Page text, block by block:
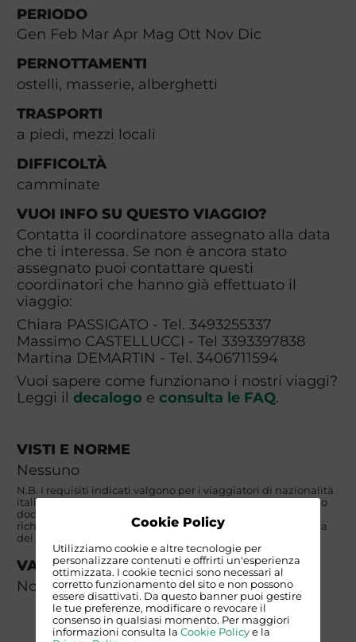
Cookie Policy
Utilizziamo cookie e altre tecnologie per
personalizzare contenuti e offrirti un'esperienza
ottimizzata. I cookie tecnici sono necessari al
corretto funzionamento del sito e non possono
essere disattivati. Da questo banner puoi gestire
le tue preferenze, modificare o revocare il
consenso in qualsiasi momento. Per maggiori
informazioni consulta la Cookie Policye la
PERIODO
Gen Feb Mar Apr Mag Ott Nov Dic
PERNOTTAMENTI
ostelli, masserie, alberghetti
TRASPORTI
a piedi, mezzi locali
DIFFICOLTÀ
camminate
VUOI INFO SU QUESTO VIAGGIO?
Contatta il coordinatore assegnato alla data
che ti interessa. Se non è ancora stato
assegnato puoi contattare questi
coordinatori che hanno già effettuato il
viaggio:
Chiara PASSIGATO - Tel. 3493255337
Massimo CASTELLUCCI - Tel 3393397838
Martina DEMARTIN - Tel. 3406711594
Vuoi sapere come funzionano i nostri viaggi?
Leggi il decalogo e consulta le FAQ.
VISTI E NORME
Nessuno
N.B. I requisiti indicati valgono per i viaggiatori di nazionalità
italiana. I partecipanti di nazionalità NON italiana dovranno
documentarsi autonomamente circa i requisiti di ingresso
richiesti presso la propria rappresentanza consolare e quella
del paese di destinazione.
VACCINAZIONI
Non occorrono